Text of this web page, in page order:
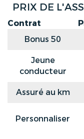
PRIX DE
Contrat
Bonus 50
Jeune
conducteur
Assuré au km
Personnaliser